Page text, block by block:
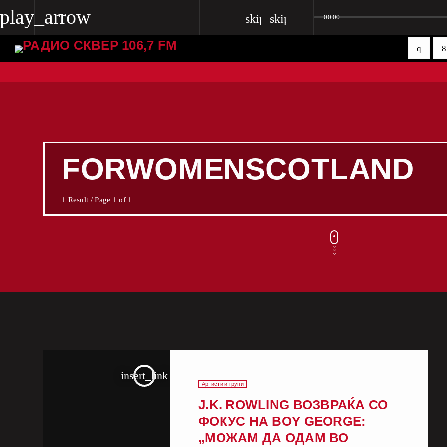
play_arrow skip_previous
skip_next 00:00
play_arrowRadio Skver 106.7 FM
FORWOMENSCOTLAND
1 Result / Page 1 of 1
insert_link
Артисти и групи
J.K. ROWLING ВОЗВРАЌА СО
ФОКУС НА BOY GEORGE:
„МОЖАМ ДА ОДАМ ВО